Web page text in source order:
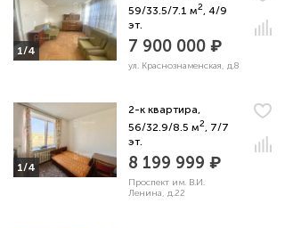
1/4
59/33.5/7.1 м2, 4/9
эт.
7 900 000 ₽
ул. Краснознаменская, д.8
1/4
2-к квартира,
56/32.9/8.5 м2, 7/7
эт.
8 199 999 ₽
Проспект им. В.И.
Ленина, д.22